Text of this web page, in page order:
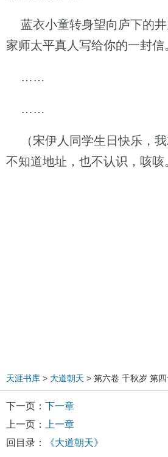
蓝衣小童转身望向庐下的井
家师太平真人写给你的一封信
……
……
（宋伊人同学生日快乐，我
不知道地址，也不认识，咳咳
天涯书库 > 大道朝天 > 第六卷 千秋岁 第
下一页： 下一章
上一页：
上一章
回目录：
《大道朝天》